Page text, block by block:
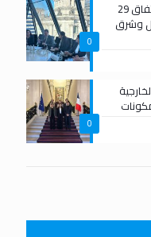
0
جلسة في البرلمان الألماني تبحث تنفيذ اتفاق 29
وشرق
0